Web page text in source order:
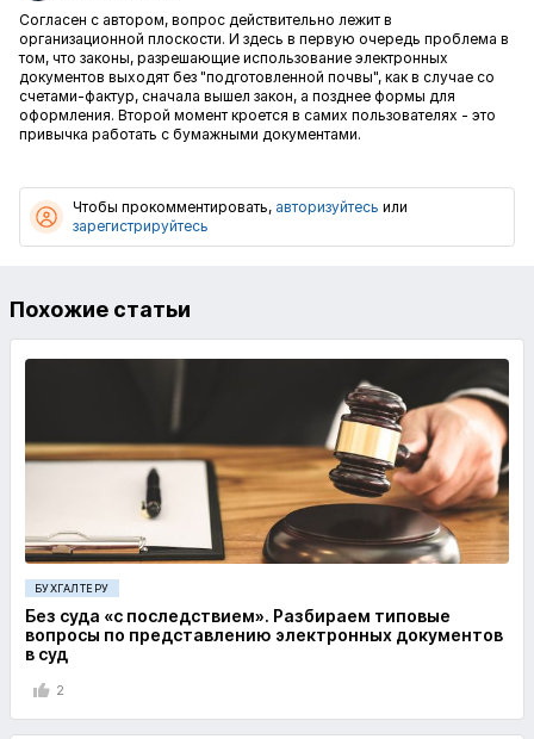
Согласен с автором, вопрос действительно лежит в
организационной плоскости. И здесь в первую очередь проблема в
том, что законы, разрешающие использование электронных
документов выходят без "подготовленной почвы", как в случае со
счетами-фактур, сначала вышел закон, а позднее формы для
оформления. Второй момент кроется в самих пользователях - это
привычка работать с бумажными документами.
Чтобы прокомментировать, авторизуйтесь или
зарегистрируйтесь
Похожие статьи
БУХГАЛТЕРУ
Без суда «с последствием». Разбираем типовые
вопросы по представлению электронных документов
в суд
2